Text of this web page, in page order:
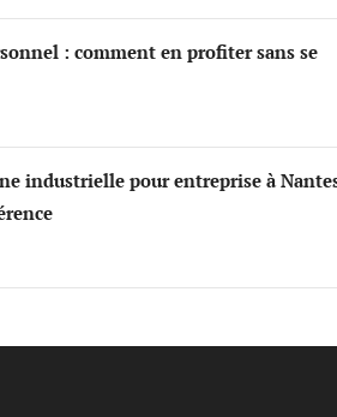
: comment en profiter sans se
industrielle pour entreprise à